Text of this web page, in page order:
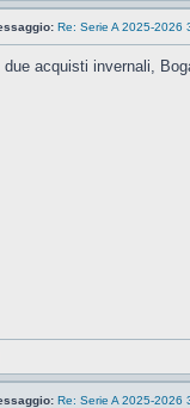
Re: Serie A 2025-2026
due acquisti invernali,
Re: Serie A 2025-2026